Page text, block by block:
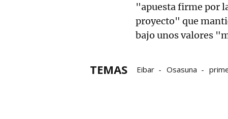
"apuesta firme por
proyecto" que
bajo unos valores
TEMAS Eibar Osasuna